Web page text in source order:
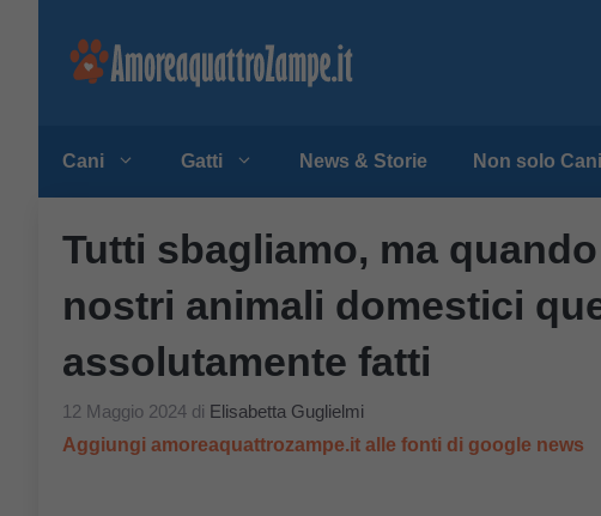
Cani Gatti News & Storie Non solo
Tutti sbagliamo, ma
nostri animali domestici
assolutamente fatti
12 Maggio 2024 di Elisabetta Guglielmi
Aggiungi amoreaquattrozampe.it alle fonti di google news